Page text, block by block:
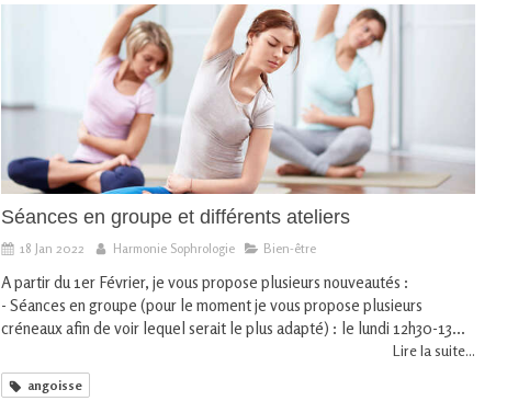
Séances en groupe et différents ateliers
18 Jan 2022 Harmonie Sophrologie Bien-être
A partir du 1er Février, je vous propose plusieurs nouveautés :
- Séances en groupe (pour le moment je vous propose plusieurs
créneaux afin de voir lequel serait le plus adapté) : le lundi 12h30-13...
Lire la suite...
angoisse